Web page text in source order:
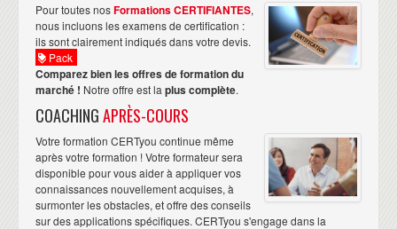
Pour toutes nosFormations CERTIFIANTES,
nous incluons les examens de certification :
ils sont clairement indiqués dans votre devis.
Pack
Comparez bien les offres de formation du
marché ! Notre offre est la plus complète.
COACHINGAPRÈS-COURS
Votre formation CERTyou continue même
après votre formation ! Votre formateur sera
disponible pour vous aider à appliquer vos
connaissances nouvellement acquises, à
surmonter les obstacles, et offre des conseils
sur des applications spécifiques. CERTyou s'engage dans la